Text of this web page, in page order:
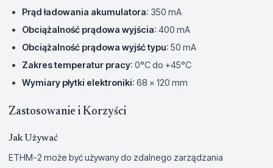
Prąd ładowania akumulatora: 350 mA
Obciążalność prądowa wyjścia: 400 mA
Obciążalność prądowa wyjść typu: 50 mA
Zakres temperatur pracy: 0°C do +45°C
Wymiary płytki elektroniki: 68 x 120 mm
Zastosowanie i Korzyści
Jak Używać
ETHM-2 może być używany do zdalnego zarządzania